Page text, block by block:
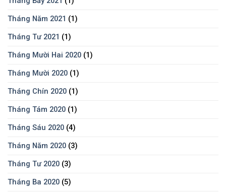
Tháng Năm 2021 (1)
Tháng Tư 2021 (1)
Tháng Mười Hai 2020 (1)
Tháng Mười 2020 (1)
Tháng Chín 2020 (1)
Tháng Tám 2020 (1)
Tháng Sáu 2020 (4)
Tháng Năm 2020 (3)
Tháng Tư 2020 (3)
Tháng Ba 2020 (5)